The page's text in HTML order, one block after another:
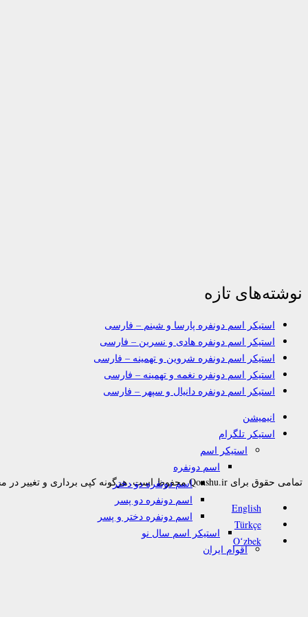
نوشته‌های تازه
استیکر اسم دونفره پارسا و شبنم – فارسی
استیکر اسم دونفره هادی و نسرین – فارسی
استیکر اسم دونفره شروین و تهمینه – فارسی
استیکر اسم دونفره نغمه و تهمینه – فارسی
استیکر اسم دونفره دانیال و سپهر – فارسی
انیمیشن
استیکر تلگرام
استیکر اسم
اسم دونفره
اسم دونفره دو دختر
اسم دونفره دو پسر
اسم دونفره دختر و پسر
استیکر اسم سال نو
اقوام ایران
تمامی حقوق برای Qonshu.ir محفوظ است. هرگونه کپی برداری و تغییر در محتوا به هر نحوی پیگرد قانونی دارد.
English
Türkçe
Oʻzbek